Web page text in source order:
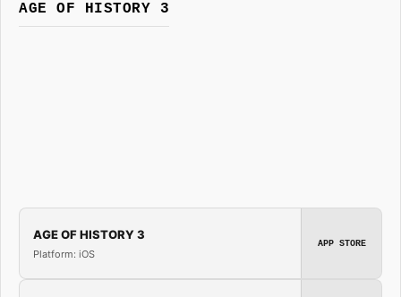
AGE OF HISTORY 3
AGE OF HISTORY 3
Platform: iOS
APP STORE